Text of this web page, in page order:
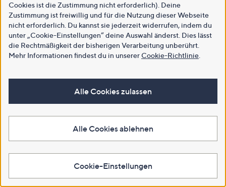
Cookies ist die Zustimmung nicht erforderlich). Deine
Zustimmung ist freiwillig und für die Nutzung dieser Webseite
nicht erforderlich. Du kannst sie jederzeit widerrufen, indem du
unter „Cookie-Einstellungen“ deine Auswahl änderst. Dies lässt
die Rechtmäßigkeit der bisherigen Verarbeitung unberührt.
Mehr Informationen findest du in unsererCookie-Richtlinie
Alle Cookies zulassen
Alle Cookies ablehnen
Cookie-Einstellungen